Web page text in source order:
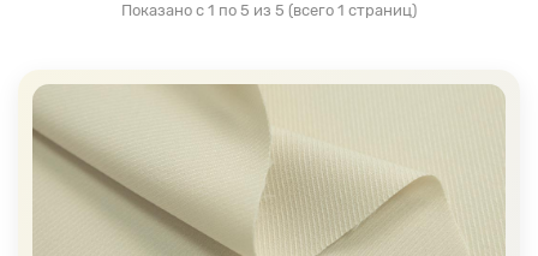
Показано с 1 по 5 из 5 (всего 1 страниц)